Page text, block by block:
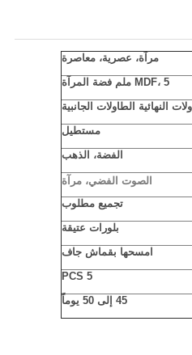
مرآة، عصرية، معاصرة
MDF، 5 ملم فضة المرآة
النهائية الطاولات الجانبية
مستطيل
الفضة، الذهب
الصوت الفضي، مرآة
تجميع مطلوب
بلورات عتيقة
امسحها بقماش جاف
5 PCS
45 إلى 50 يوماً